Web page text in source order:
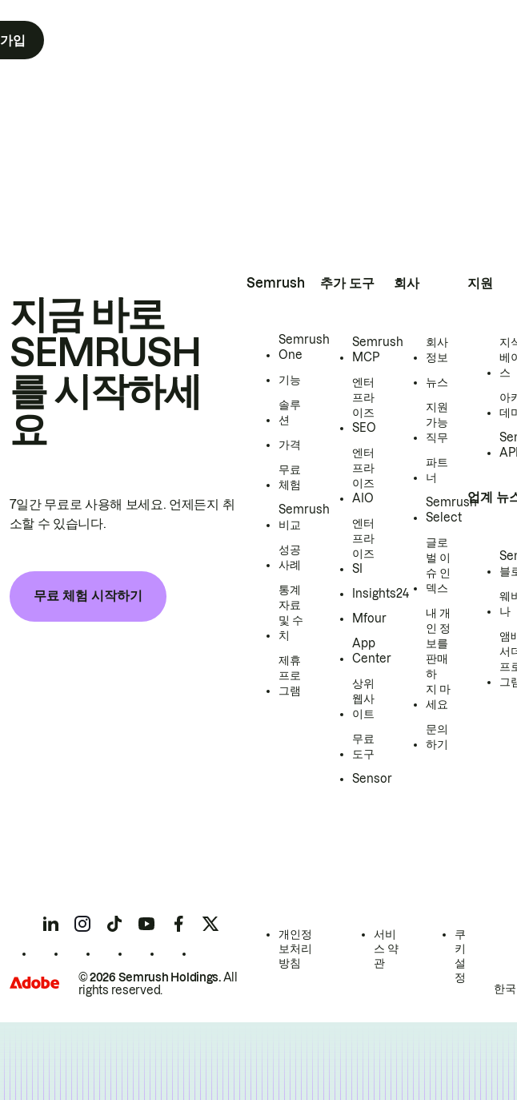
가입
지금 바로
SEMRUSH
를 시작하세
요
7일간 무료로 사용해 보세요. 언제든지 취
소할 수 있습니다.
무료 체험 시작하기
Semrush
Semrush
One
기능
솔루
션
가격
무료
체험
Semrush
비교
성공
사례
통계
자료
및 수
치
제휴
프로
그램
추가 도구
Semrush
MCP
엔터
프라
이즈
SEO
엔터
프라
이즈
AIO
엔터
프라
이즈
SI
Insights24
Mfour
App
Center
상위
웹사
이트
무료
도구
Sensor
회사
회사
정보
뉴스
지원
가능
직무
파트
너
Semrush
Select
글로
벌 이
슈 인
덱스
내 개
인 정
보를
판매
하
지 마
세요
문의
하기
지원
지
베
스
아
데
업계 뉴
블
웨
나
앰
서
프
그
© 2026 Semrush Holdings.All
rights reserved.
개인정
보처리
방침
서비
스 약
관
쿠
키
설
정
한